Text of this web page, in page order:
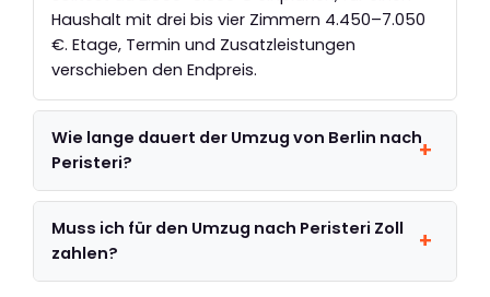
Haushalt mit drei bis vier Zimmern 4.450–7.050
€. Etage, Termin und Zusatzleistungen
verschieben den Endpreis.
Wie lange dauert der Umzug von Berlin nach
Peristeri?
Muss ich für den Umzug nach Peristeri Zoll
zahlen?